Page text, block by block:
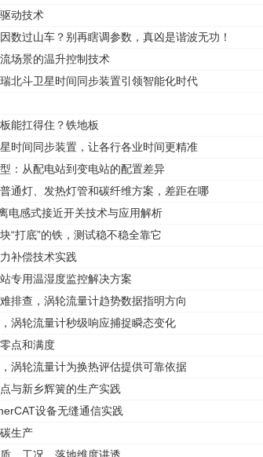
动技术
数过山车？别再瞎调参数，真凶是谐波无功！
场景的温升控制技术
北斗卫星时间同步装置引领智能化时代
能扛得住？铁地板
时间同步装置，让各行各业时间更精准
：从配电站到变电站的配置差异
通灯、发热灯管和碳纤维方案，差距在哪
电感式接近开关技术与应用解析
“打底”的铁，测试稳不稳全靠它
补偿技术实践
专用温湿度监控解决方案
排查，涡轮流量计趋势数据指明方向
涡轮流量计秒级响应捕捉瞬态变化
点和满度
涡轮流量计为换热评估提供可靠依据
与新乡辉簧的生产实践
设备无缝通信实践
生产